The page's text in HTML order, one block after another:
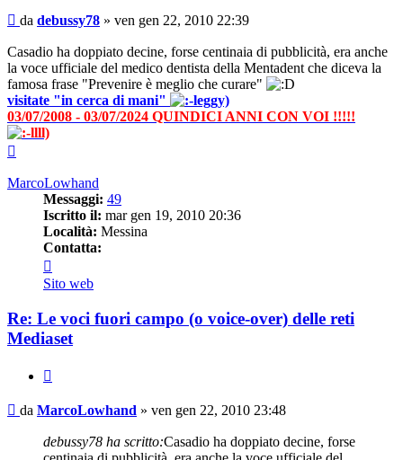
Messaggio
da debussy78 » ven gen 22, 2010 22:39
Casadio ha doppiato decine, forse centinaia di pubblicità, era anche
la voce ufficiale del medico dentista della Mentadent che diceva la
famosa frase "Prevenire è meglio che curare"
visitate "in cerca di mani"
03/07/2008 - 03/07/2024 QUINDICI ANNI CON VOI !!!!!
MarcoLowhand
Messaggi: 49
Iscritto il: mar gen 19, 2010 20:36
Località: Messina
Contatta:
MarcoLowhand
Sito web
Re: Le voci fuori campo (o voice-over) delle reti
Mediaset
Messaggio
da MarcoLowhand » ven gen 22, 2010 23:48
debussy78 ha scritto:Casadio ha doppiato decine, forse